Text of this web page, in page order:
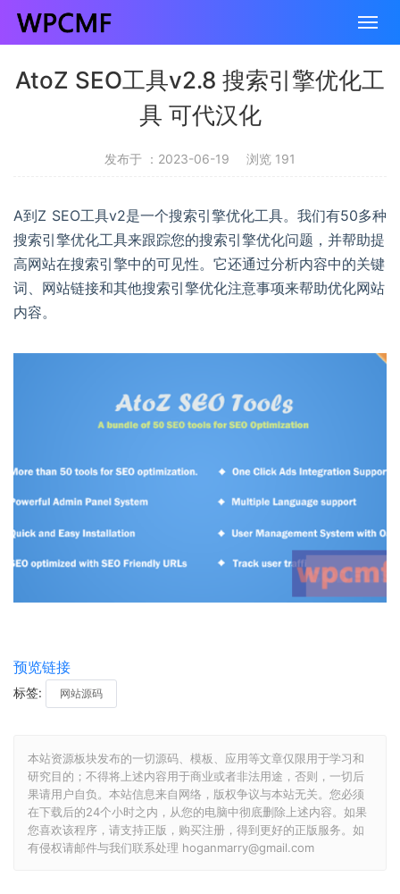
AtoZ SEO工具v2.8 搜索引擎优化工
具 可代汉化
发布于 ：2023-06-19 浏览 191
A到Z SEO工具v2是一个搜索引擎优化工具。我们有50多种
搜索引擎优化工具来跟踪您的搜索引擎优化问题，并帮助提
高网站在搜索引擎中的可见性。它还通过分析内容中的关键
词、网站链接和其他搜索引擎优化注意事项来帮助优化网站
内容。
预览链接
标签: 网站源码
本站资源板块发布的一切源码、模板、应用等文章仅限用于学习和
研究目的；不得将上述内容用于商业或者非法用途，否则，一切后
果请用户自负。本站信息来自网络，版权争议与本站无关。您必须
在下载后的24个小时之内，从您的电脑中彻底删除上述内容。如果
您喜欢该程序，请支持正版，购买注册，得到更好的正版服务。如
有侵权请邮件与我们联系处理 hoganmarry@gmail.com